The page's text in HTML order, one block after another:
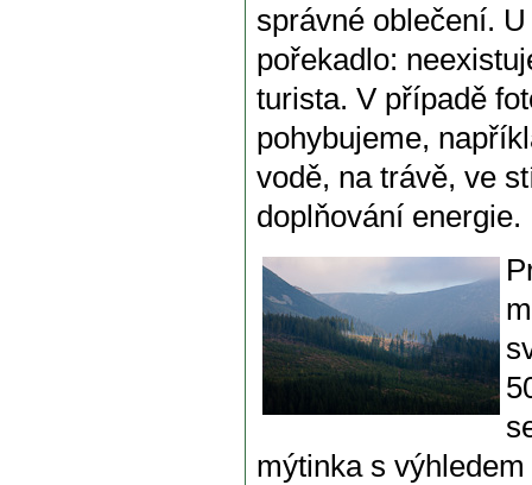
správné oblečení.
pořekadlo:
turista. V případě
pohybujeme,
vodě, na trávě, ve
doplňování energie.
mýtinka s